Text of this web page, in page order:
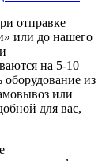
отправке
или до нашего
на 5-10
из
или
для вас,